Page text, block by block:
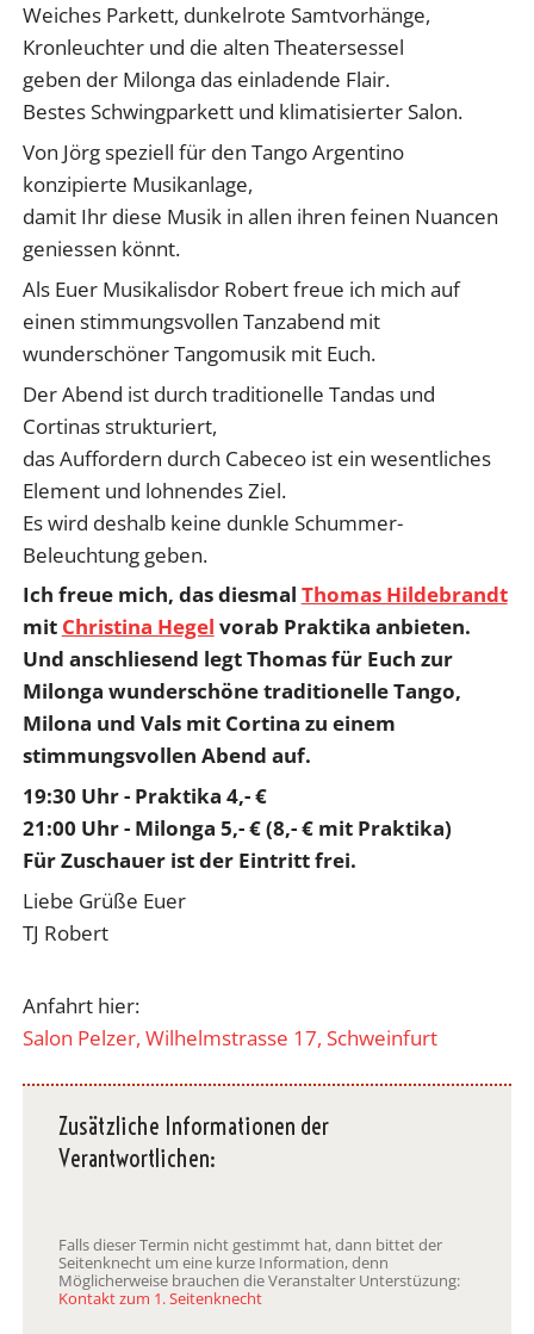
Weiches Parkett, dunkelrote Samtvorhänge,
Kronleuchter und die alten Theatersessel
geben der Milonga das einladende Flair.
Bestes Schwingparkett und klimatisierter Salon.
Von Jörg speziell für den Tango Argentino
konzipierte Musikanlage,
damit Ihr diese Musik in allen ihren feinen Nuancen
geniessen könnt.
Als Euer Musikalisdor Robert freue ich mich auf
einen stimmungsvollen Tanzabend mit
wunderschöner Tangomusik mit Euch.
Der Abend ist durch traditionelle Tandas und
Cortinas strukturiert,
das Auffordern durch Cabeceo ist ein wesentliches
Element und lohnendes Ziel.
Es wird deshalb keine dunkle Schummer-
Beleuchtung geben.
Ich freue mich, das diesmal Thomas Hildebrandt
mit Christina Hegel vorab Praktika anbieten.
Und anschliesend legt Thomas für Euch zur
Milonga wunderschöne traditionelle Tango,
Milona und Vals mit Cortina zu einem
stimmungsvollen Abend auf.
19:30 Uhr - Praktika 4,- €
21:00 Uhr - Milonga 5,- € (8,- € mit Praktika)
Für Zuschauer ist der Eintritt frei.
Liebe Grüße Euer
TJ Robert
Anfahrt hier:
Salon Pelzer, Wilhelmstrasse 17, Schweinfurt
Zusätzliche Informationen der
Verantwortlichen:
Falls dieser Termin nicht gestimmt hat, dann bittet der
Seitenknecht um eine kurze Information, denn
Möglicherweise brauchen die Veranstalter Unterstüzung:
Kontakt zum 1. Seitenknecht